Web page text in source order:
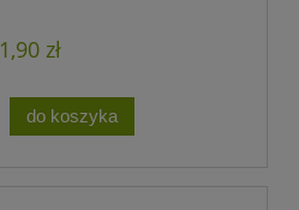
1,90 zł
do koszyka